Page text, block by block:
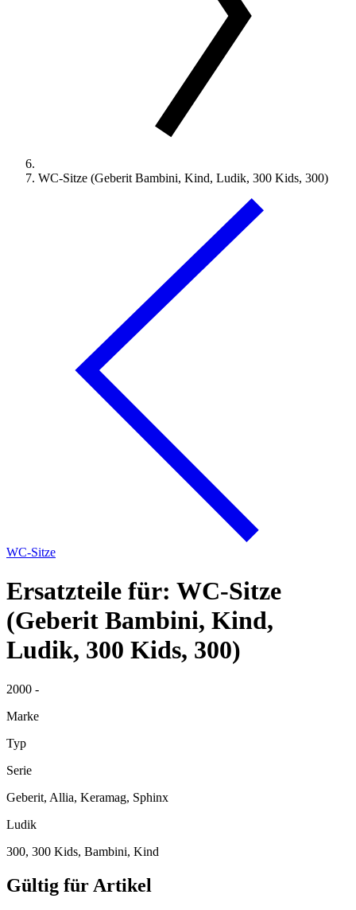
WC-Sitze (Geberit Bambini, Kind, Ludik, 300 Kids, 300)
WC-Sitze
Ersatzteile für: WC-Sitze
(Geberit Bambini, Kind,
Ludik, 300 Kids, 300)
2000 -
Marke
Typ
Serie
Geberit, Allia, Keramag, Sphinx
Ludik
300, 300 Kids, Bambini, Kind
Gültig für Artikel